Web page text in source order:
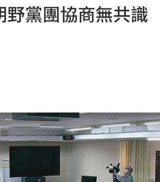
擬真體驗 19:33
機異動
警戒線
扛紅毯
黑色幽默 19:13
實互動
7.65元
野黨團協商無共